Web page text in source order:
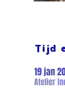
Tijd
19 jan
Atelier